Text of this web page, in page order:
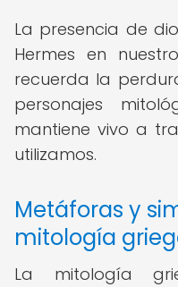
La presencia de
Hermes en
recuerda la
personajes
mantiene vivo a
utilizamos.
Metáforas y
mitología
La mitología